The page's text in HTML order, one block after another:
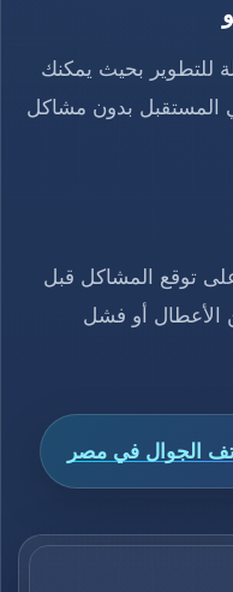
للتطوير بحيث يمكنك
المستقبل بدون مشاكل
توقع المشاكل قبل
الأعطال أو فشل
الجوال في مصر